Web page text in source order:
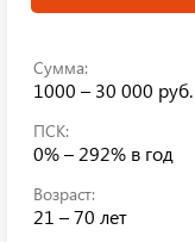
Сумма:
1000 – 30 000 руб.
ПСК:
0% – 292% в год
Возраст:
21 – 70 лет